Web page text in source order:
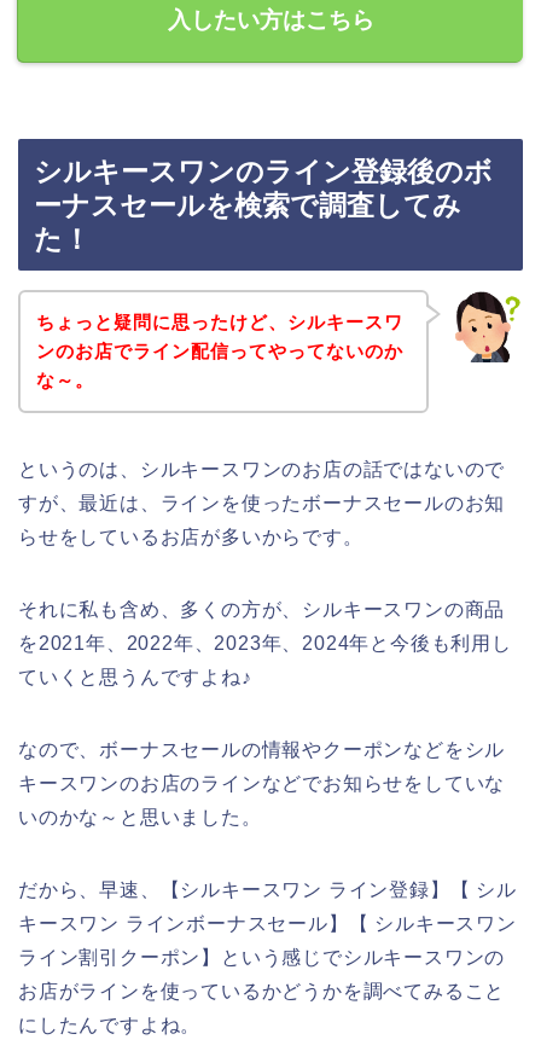
入したい方はこちら
シルキースワンのライン登録後のボ
ーナスセールを検索で調査してみ
た！
ちょっと疑問に思ったけど、シルキースワ
ンのお店でライン配信ってやってないのか
な～。
というのは、シルキースワンのお店の話ではないので
すが、最近は、ラインを使ったボーナスセールのお知
らせをしているお店が多いからです。
それに私も含め、多くの方が、シルキースワンの商品
を2021年、2022年、2023年、2024年と今後も利用し
ていくと思うんですよね♪
なので、ボーナスセールの情報やクーポンなどをシル
キースワンのお店のラインなどでお知らせをしていな
いのかな～と思いました。
だから、早速、【シルキースワン ライン登録】【 シル
キースワン ラインボーナスセール】【 シルキースワン
ライン割引クーポン】という感じでシルキースワンの
お店がラインを使っているかどうかを調べてみること
にしたんですよね。